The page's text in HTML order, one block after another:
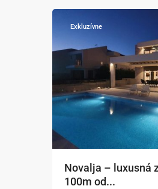
Exkluzívne
Novalja – luxusná
100m od...